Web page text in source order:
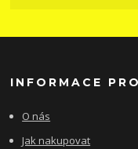
INFORMACE
O nás
Jak nakupovat